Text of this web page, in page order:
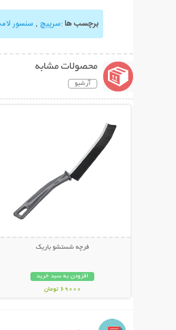
برچسب ها:سرپیچ , سنسور
محصولات مشابه
آرشیو
فرچه شستشو باریک
افزودن به سبد خرید
69000 تومان